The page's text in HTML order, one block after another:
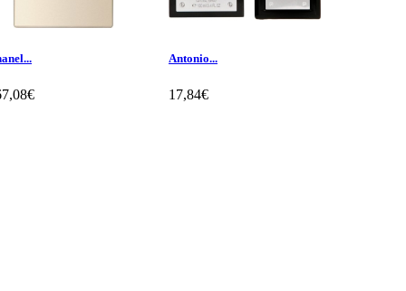
Antonio...
17,84€